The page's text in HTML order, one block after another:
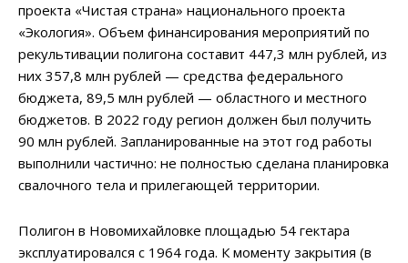
проекта «Чистая страна» национального проекта
«Экология». Объем финансирования мероприятий по
рекультивации полигона составит 447,3 млн рублей, из
них 357,8 млн рублей — средства федерального
бюджета, 89,5 млн рублей — областного и местного
бюджетов. В 2022 году регион должен был получить
90 млн рублей. Запланированные на этот год работы
выполнили частично: не полностью сделана планировка
свалочного тела и прилегающей территории.
Полигон в Новомихайловке площадью 54 гектара
эксплуатировался с 1964 года. К моменту закрытия (в